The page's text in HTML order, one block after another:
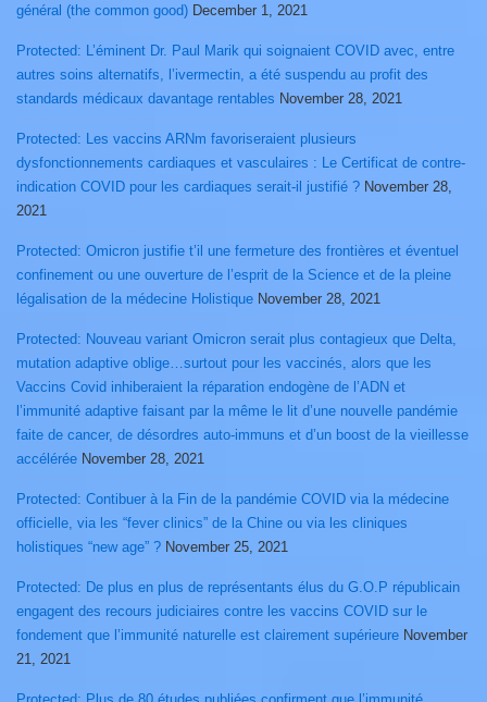
général (the common good) December 1, 2021
Protected: L’éminent Dr. Paul Marik qui soignaient COVID avec, entre
autres soins alternatifs, l’ivermectin, a été suspendu au profit des
standards médicaux davantage rentables November 28, 2021
Protected: Les vaccins ARNm favoriseraient plusieurs
dysfonctionnements cardiaques et vasculaires : Le Certificat de contre-
indication COVID pour les cardiaques serait-il justifié ? November 28,
2021
Protected: Omicron justifie t’il une fermeture des frontières et éventuel
confinement ou une ouverture de l’esprit de la Science et de la pleine
légalisation de la médecine Holistique November 28, 2021
Protected: Nouveau variant Omicron serait plus contagieux que Delta,
mutation adaptive oblige…surtout pour les vaccinés, alors que les
Vaccins Covid inhiberaient la réparation endogène de l’ADN et
l’immunité adaptive faisant par la même le lit d’une nouvelle pandémie
faite de cancer, de désordres auto-immuns et d’un boost de la vieillesse
accélérée November 28, 2021
Protected: Contibuer à la Fin de la pandémie COVID via la médecine
officielle, via les “fever clinics” de la Chine ou via les cliniques
holistiques “new age” ? November 25, 2021
Protected: De plus en plus de représentants élus du G.O.P républicain
engagent des recours judiciaires contre les vaccins COVID sur le
fondement que l’immunité naturelle est clairement supérieure November
21, 2021